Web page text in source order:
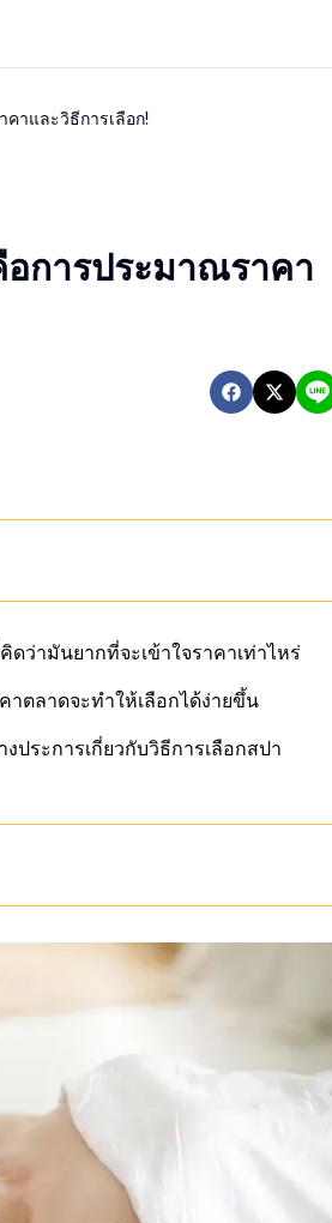
าและวิธีการเลือก!
อการประมาณราคา
ว่ามันยากที่จะเข้าใจราคาเท่าไหร่
าตลาดจะทำให้เลือกได้ง่ายขึ้น
ประการเกี่ยวกับวิธีการเลือกสปา